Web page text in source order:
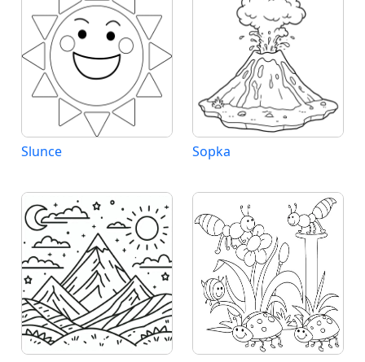
Slunce Sopka